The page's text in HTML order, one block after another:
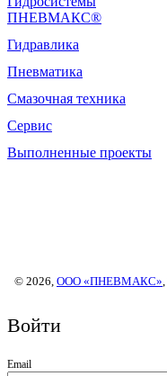
ПНЕВМАКС®
Гидравлика
Пневматика
Смазочная техника
Сервис
Выполненные проекты
© 2026, ООО «ПНЕВМАКС»,
Войти
Email